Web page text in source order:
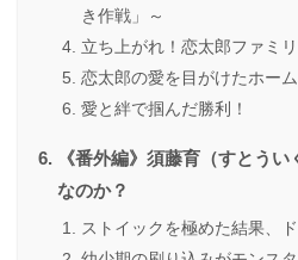
き作戦」～
立ち上がれ！恋太郎ファミ
恋太郎の愛を目がけたホー
愛と絆で掴んだ勝利！
《番外編》須藤育（すとう
なのか？
ストイックを極めた結果、